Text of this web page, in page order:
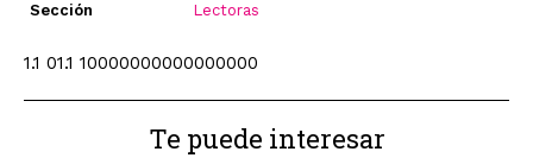
Sección
Lectoras
1.1 01.1 10000000000000000
Te puede interesar